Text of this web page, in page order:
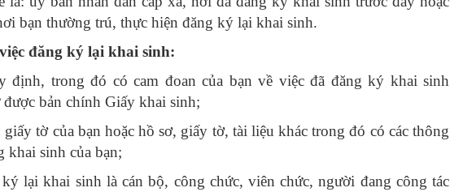
bạn thường trú, thực hiện đăng ký lại khai sinh.
đăng ký lại khai sinh:
định, trong đó có cam đoan của bạn về việc đã đăng ký khai sinh
bản chính Giấy khai sinh;
tờ của bạn hoặc hồ sơ, giấy tờ, tài liệu khác trong đó có các thông
khai sinh của bạn;
lại khai sinh là cán bộ, công chức, viên chức, người đang công tác